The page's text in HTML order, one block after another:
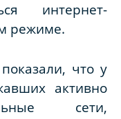
интернет-
режиме.
что у
активно
сети,